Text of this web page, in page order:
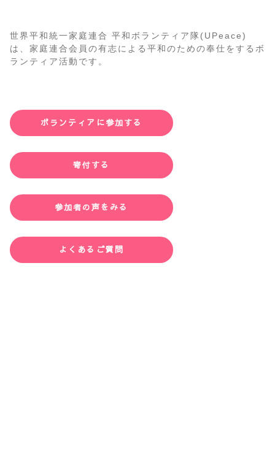
世界平和統一家庭連合 平和ボランティア隊(UPeace)
は、家庭連合会員の有志による平和のための奉仕をするボ
ランティア活動です。
ボランティアに参加する
寄付する
参加者の声をみる
よくあるご質問